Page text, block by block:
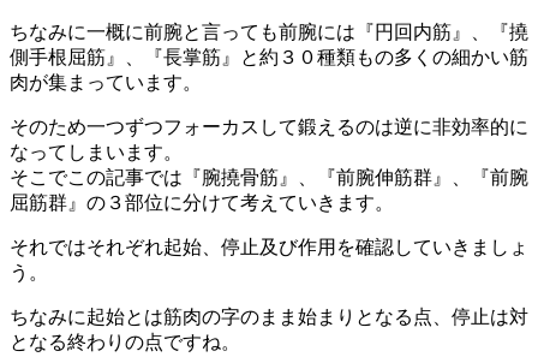
ちなみに一概に前腕と言っても前腕には 『円回内筋』
『撓
側手根屈筋』
『長掌筋』
と約３０種類もの多くの細かい筋
肉が集まっています。
そのため一つずつフォーカスして鍛えるのは逆に非効率的に
なってしまいます。
そこでこの記事では 『腕撓骨筋』 『前腕伸筋群』
『前腕
屈筋群』 の３部位に分けて考えていきます。
それではそれぞれ起始 停止 及び作用 を確認していきましょ
う。
ちなみに起始とは筋肉の字のまま始まりとなる点、停止は対
となる終わりの点ですね。